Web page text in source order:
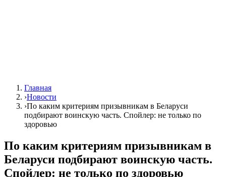
Главная
›Новости
›По каким критериям призывникам в Беларуси
подбирают воинскую часть. Спойлер: не только по
здоровью
По каким критериям призывникам в
Беларуси подбирают воинскую часть.
Спойлер: не только по здоровью